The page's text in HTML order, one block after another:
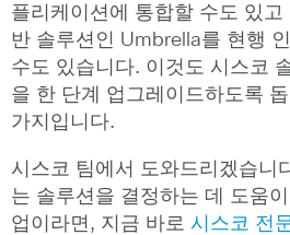
플리케이션에 통합할 수도 있고
반 솔루션인 Umbrella를 현행
수도 있습니다. 이것도 시스코
을 한 단계 업그레이드하도록
가지입니다.
시스코 팀에서 도와드리겠습니
는 솔루션을 결정하는 데 도움이
업이라면, 지금 바로 시스코 전